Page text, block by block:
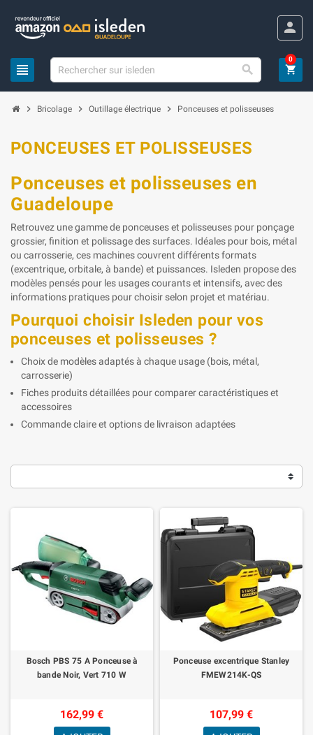
person
view_headline  shopping_cart
0
chevron_right Bricolage chevron_right Outillage électrique chevron_right Ponceuses et polisseuses
PONCEUSES ET POLISSEUSES
Ponceuses et polisseuses en
Guadeloupe
Retrouvez une gamme de ponceuses et polisseuses pour ponçage
grossier, finition et polissage des surfaces. Idéales pour bois, métal
ou carrosserie, ces machines couvrent différents formats
(excentrique, orbitale, à bande) et puissances. Isleden propose des
modèles pensés pour les usages courants et intensifs, avec des
informations pratiques pour choisir selon projet et matériau.
Pourquoi choisir Isleden pour vos
ponceuses et polisseuses ?
Choix de modèles adaptés à chaque usage (bois, métal,
carrosserie)
Fiches produits détaillées pour comparer caractéristiques et
accessoires
Commande claire et options de livraison adaptées
Bosch PBS 75 A Ponceuse à
bande Noir, Vert 710 W
162,99 €
Ponceuse excentrique Stanley
FMEW214K-QS
107,99 €